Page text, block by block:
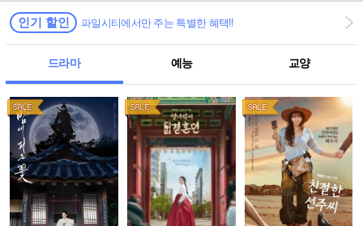
인기 할인 파일시티에서만 주는 특별한 혜택!!
드라마 예능 교양